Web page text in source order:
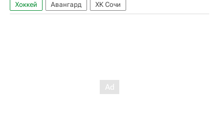
Хоккей Авангард ХК Сочи